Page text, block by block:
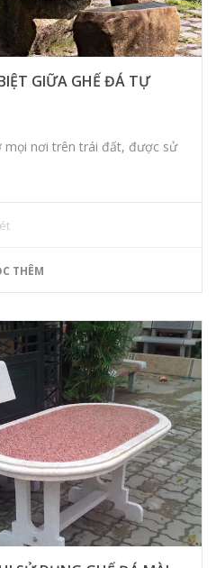
GIỮA GHẾ ĐÁ TỰ
nơi trên trái đất, được sử
THÊM